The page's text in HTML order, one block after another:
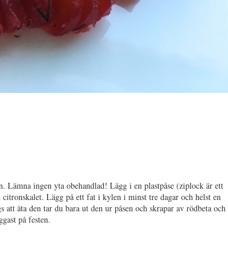
Lämna ingen yta obehandlad! Lägg i en plastpåse (ziplock är ett
Lägg på ett fat i kylen i minst tre dagar och helst en
att äta den tar du bara ut den ur påsen och skrapar av rödbeta och
på festen.